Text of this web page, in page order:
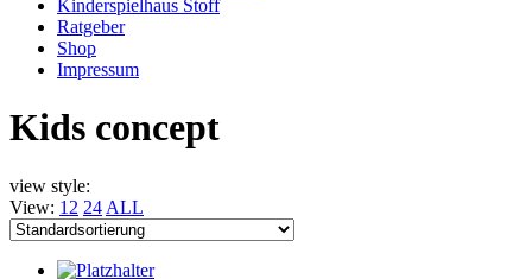
Kinderspielhaus Stoff
Ratgeber
Shop
Impressum
Kids concept
view style:
View: 12 24 ALL